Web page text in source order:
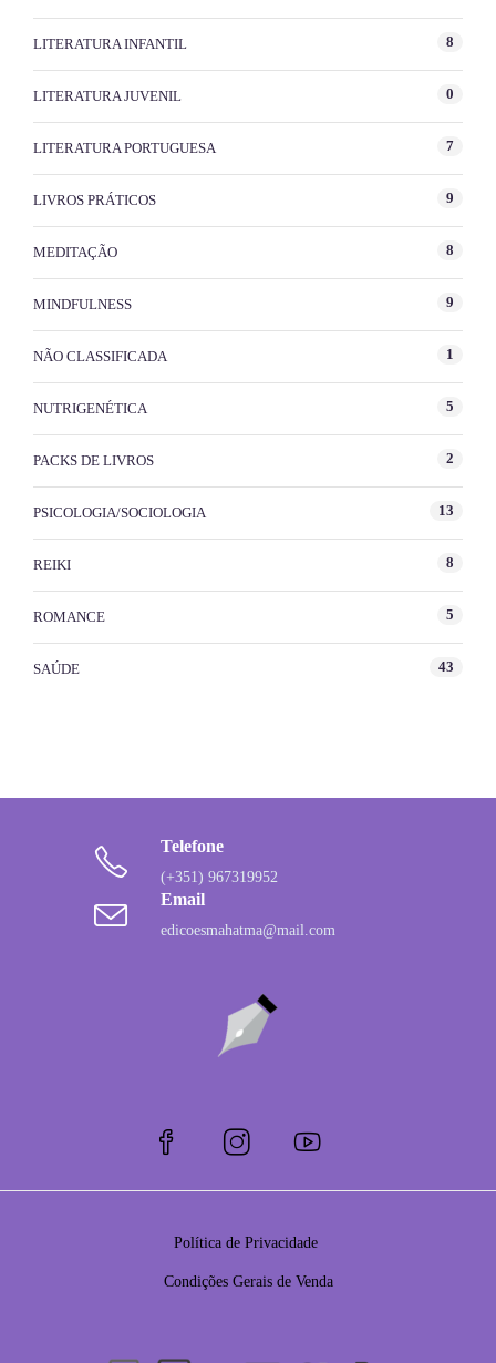
LITERATURA INFANTIL 8
LITERATURA JUVENIL 0
LITERATURA PORTUGUESA 7
LIVROS PRÁTICOS 9
MEDITAÇÃO 8
MINDFULNESS 9
NÃO CLASSIFICADA 1
NUTRIGENÉTICA 5
PACKS DE LIVROS 2
PSICOLOGIA/SOCIOLOGIA 13
REIKI 8
ROMANCE 5
SAÚDE 43
Telefone
(+351) 967319952
Email
edicoesmahatma@mail.com
Política de Privacidade
Condições Gerais de Venda